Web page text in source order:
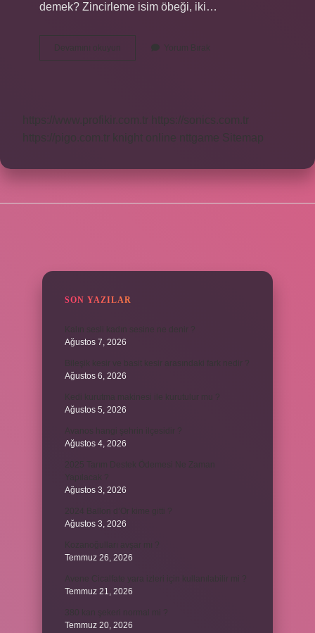
demek? Zincirleme isim öbeği, iki…
Devamını okuyun
Tamlaması
Yorum Bırak
https://www.profikir.com.tr
https://sonics.com.tr
https://pigo.com.tr knight online nttgame Sitemap
SON YAZILAR
Ağustos 7, 2026
Ağustos 6, 2026
Ağustos 5, 2026
Ağustos 4, 2026
Ağustos 3, 2026
Ağustos 3, 2026
Temmuz 26, 2026
Temmuz 21, 2026
Temmuz 20, 2026